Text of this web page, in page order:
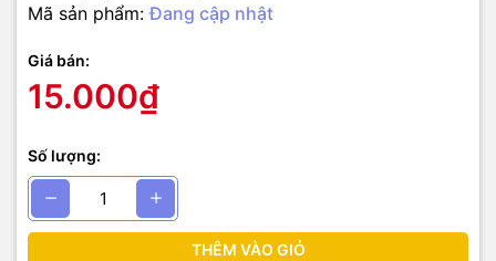
Mã sản phẩm: Đang cập nhật
Giá bán:
15.000₫
Số lượng:
THÊM VÀO GIỎ